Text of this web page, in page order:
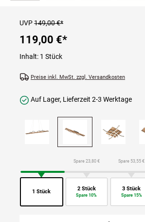
UVP149,00 €*
119,00 €*
Inhalt: 1 Stück
Preise inkl. MwSt. zzgl. Versandkosten
Auf Lager, Lieferzeit 2-3 Werktage
1 Stück
Spare 23,80 €
2 Stück
Spare 10%
Spare 53,55 €
3 Stück
Spare 15%